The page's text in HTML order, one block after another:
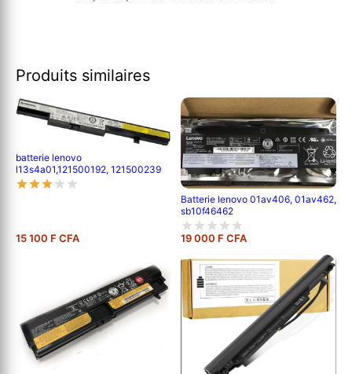
Produits similaires
batterie lenovo
l13s4a01,121500192, 121500239
15 100 F CFA
Batterie lenovo 01av406, 01av462,
sb10f46462
19 000 F CFA